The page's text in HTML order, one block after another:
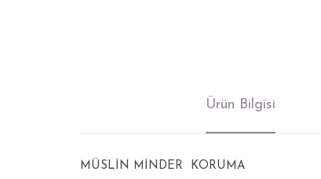
Ürün Bilgisi
MÜSLİN MİNDER KORUMA